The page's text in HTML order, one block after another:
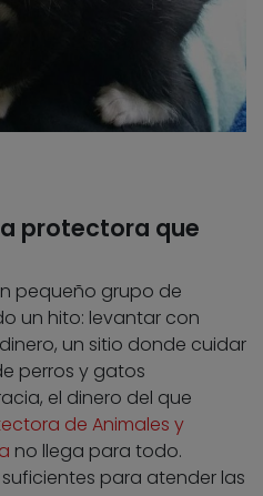
protectora que
pequeño grupo de
un hito: levantar con
un sitio donde cuidar
perros y gatos
el dinero del que
de Animales y
no llega para todo.
para atender las